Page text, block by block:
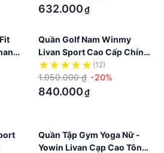
632.000₫
Quần Golf Nam Winmy
Livan Sport Cao Cấp Chính
Hãng
(12)
1.050.000 ₫ -20%
840.000₫
Quần Tập Gym Yoga Nữ -
Yowin Livan Cạp Cao Tôn